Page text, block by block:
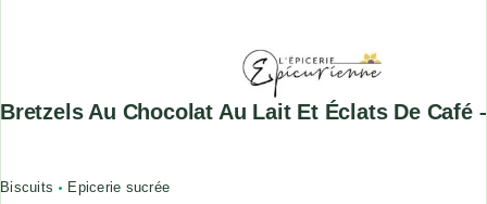
Bretzels Au Chocolat Au Lait Et Éclats De Café
Biscuits Epicerie sucrée